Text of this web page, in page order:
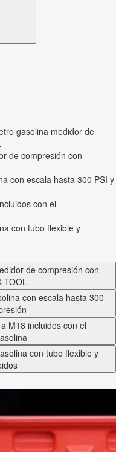
gasolina medidor de